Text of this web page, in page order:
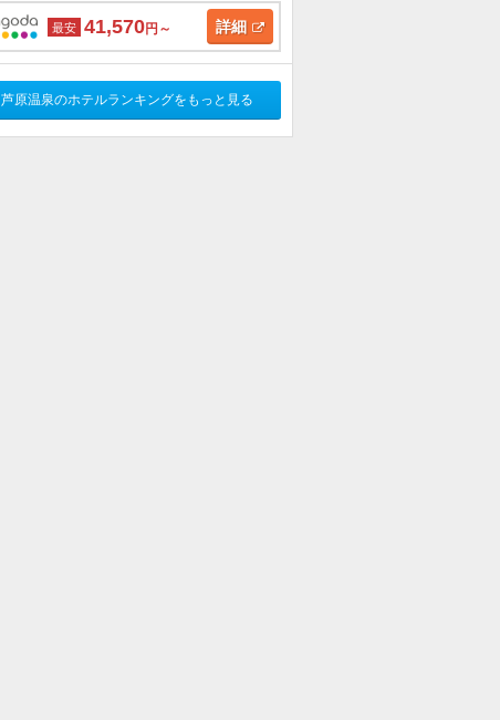
最安 41,570円～ 詳細
芦原温泉のホテルランキングをもっと見る